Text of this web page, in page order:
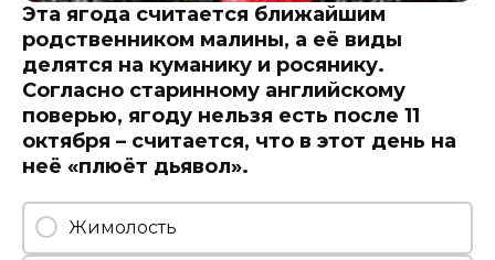
Эта ягода считается ближайшим
родственником малины, а её виды
делятся на куманику и росянику.
Согласно старинному английскому
поверью, ягоду нельзя есть после 11
октября – считается, что в этот день на
неё «плюёт дьявол».
Жимолость